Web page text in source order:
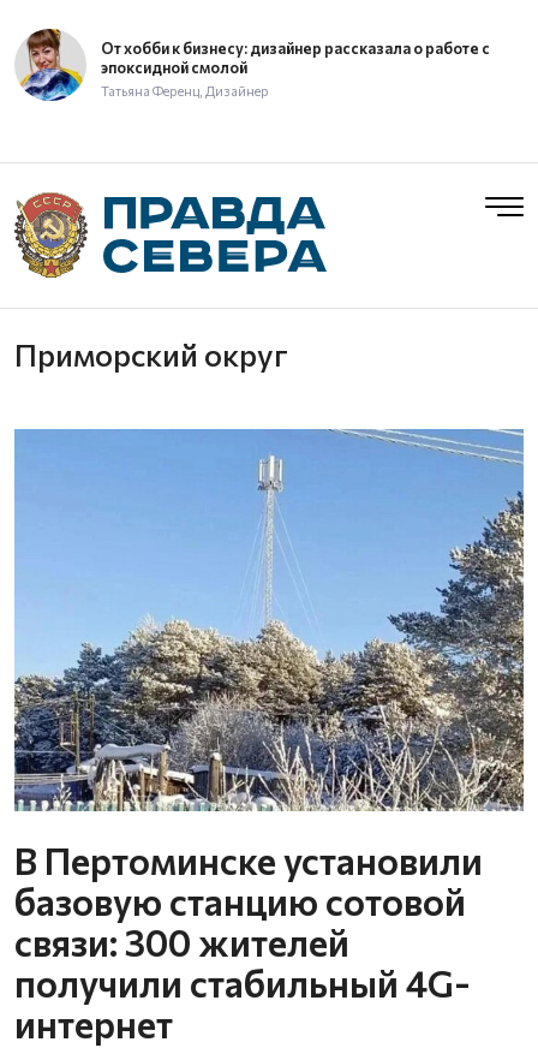
От хобби к бизнесу: дизайнер рассказала о работе с
эпоксидной смолой
Татьяна Ференц, Дизайнер
Приморский округ
В Пертоминске установили
базовую станцию сотовой
связи: 300 жителей
получили стабильный 4G-
интернет